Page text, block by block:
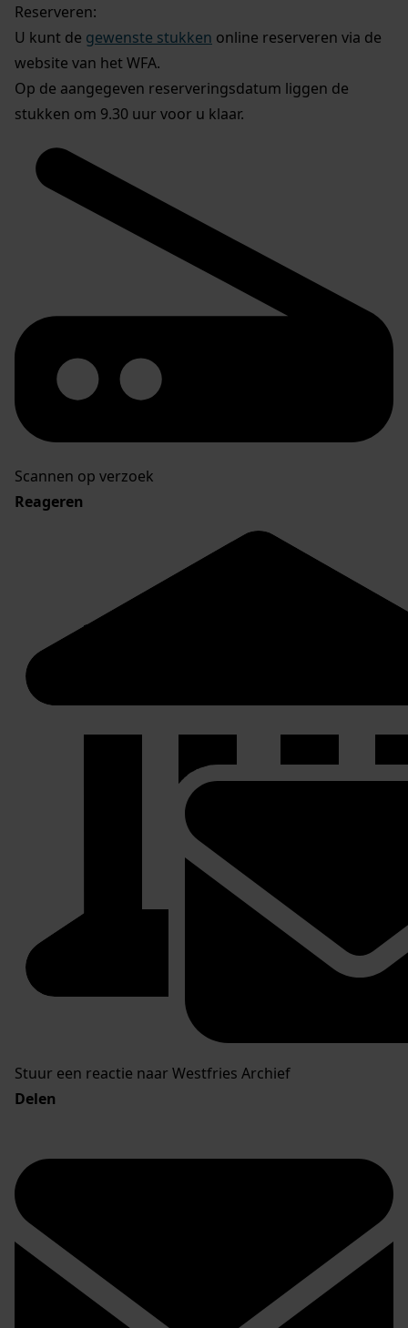
Reserveren:
U kunt de gewenste stukken online reserveren via de
website van het WFA.
Op de aangegeven reserveringsdatum liggen de
stukken om 9.30 uur voor u klaar.
Scannen op verzoek
Reageren
Stuur een reactie naar Westfries Archief
Delen